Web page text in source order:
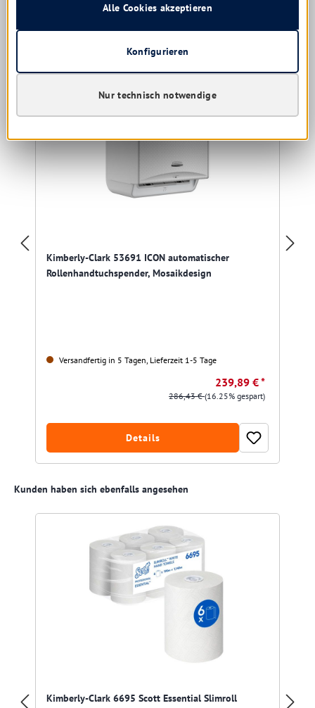
Produktgalerie überspringen
Ähnliche Produkte
Kimberly-Clark 53691 ICON automatischer
Rollenhandtuchspender, Mosaikdesign
Versandfertig in 5 Tagen, Lieferzeit 1-5 Tage
239,89 € *
286,43 €(16.25% gespart)
Details
Produktgalerie überspringen
Kunden haben sich ebenfalls angesehen
Kimberly-Clark 6695 Scott Essential Slimroll
Nur technisch notwendige
Konfigurieren
Alle Cookies akzeptieren